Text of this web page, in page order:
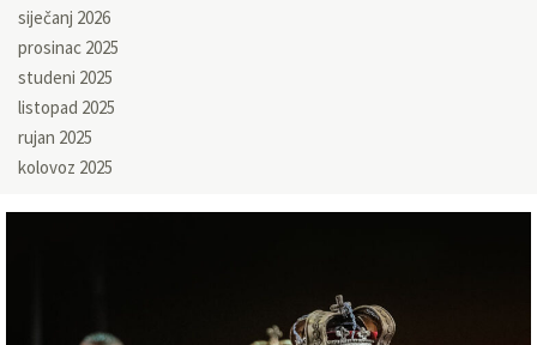
siječanj 2026
prosinac 2025
studeni 2025
listopad 2025
rujan 2025
kolovoz 2025